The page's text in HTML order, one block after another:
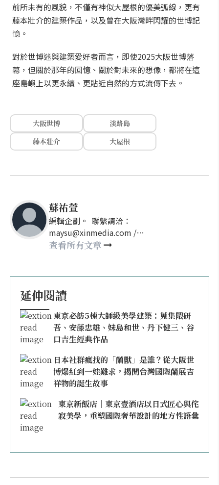
前所未有的風貌，不僅有神似大屋根的優美弧線，更有
藤本壯介的建築作品，以及曾在大阪灣畔閃耀的世博記
憶。
對於世博迷與建築愛好者而言，即使2025大阪世博落
幕，但關於那年的回憶、關於對未來的想像，都將在這
座島嶼上以更永續、更貼近自然的方式流傳下去。
大阪世博
淡路島
藤本壯介
大屋根
蘇祐萱
編輯企劃。 聯繫請洽：
maysu@xinmedia.com /
may860527@gmail.com
查看所有文章
延伸閱讀
東京必訪5棟大師級美學建築：蒐集隈研
吾、安藤忠雄、妹島和世、丹下健三、谷
口吉生經典作品
日本社群瘋找的「蘭獸」是誰？從大阪世
博爆紅到一娃難求，揭開台灣國際蘭展吉
祥物的誕生故事
東京新飯店｜東京壹酒店以日式匠心與侘
寂美學，重塑國際奢華設計的地方性語彙